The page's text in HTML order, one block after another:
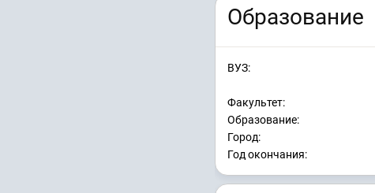
Образование
ВУЗ:
Факультет:
Образование:
Город:
Год окончания: